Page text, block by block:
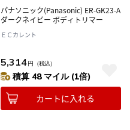
パナソニック(Panasonic) ER-GK23-A
ダークネイビー ボディトリマー
ＥＣカレント
5,314円 （税込）
積算 48 マイル (1倍)
カートに入れる